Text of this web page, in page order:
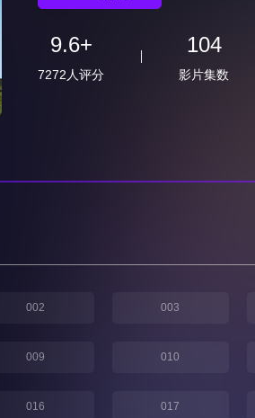
9.6+
7272人评分
104
影片集数
002 003
009 010
016 017